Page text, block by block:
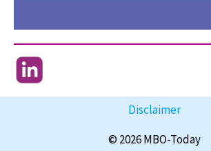
Disclaimer
© 2026 MBO-Today